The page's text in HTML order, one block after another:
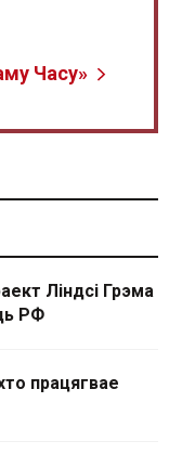
Часу»
Ліндсі Грэма
РФ
працягвае